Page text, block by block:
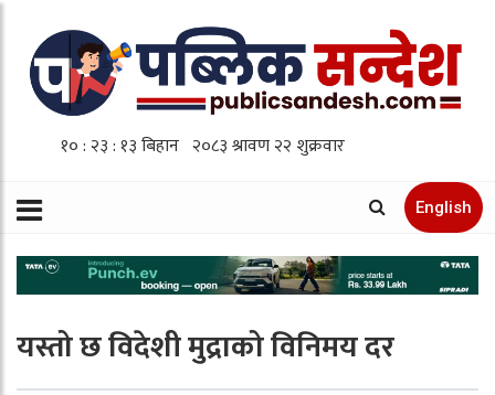
English
यस्तो छ विदेशी मुद्राको विनिमय दर